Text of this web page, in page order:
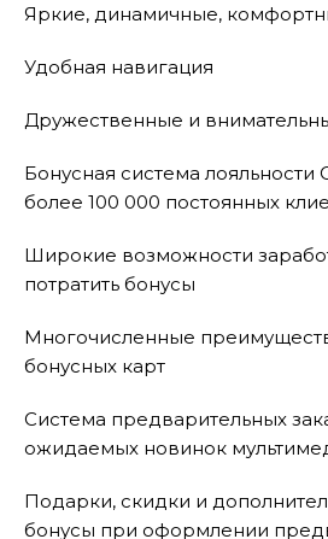
Яркие, динамичные,
Удобная навигация
Дружественные и
Бонусная система лояльности
более 100 000 постоянных
Широкие возможности
потратить бонусы
Многочисленные
бонусных карт
Система предварительных
ожидаемых новинок
Подарки, скидки и
бонусы при оформлении